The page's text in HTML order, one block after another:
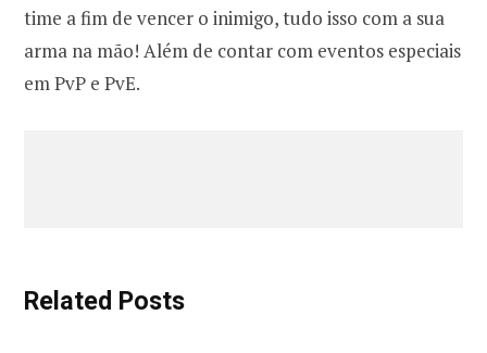
time a fim de vencer o inimigo, tudo isso com a sua
arma na mão! Além de contar com eventos especiais
em PvP e PvE.
Related Posts